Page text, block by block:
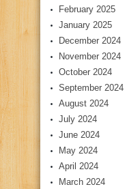
February 2025
January 2025
December 2024
November 2024
October 2024
September 2024
August 2024
July 2024
June 2024
May 2024
April 2024
March 2024